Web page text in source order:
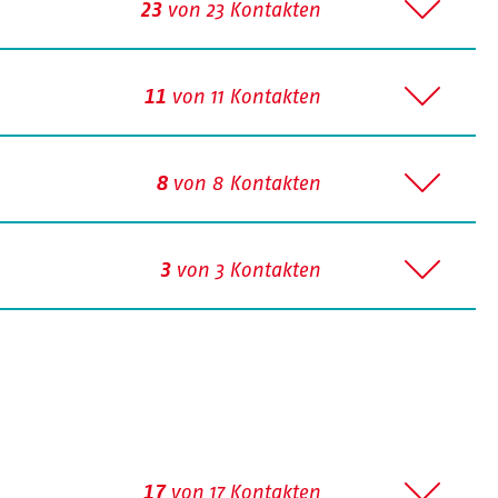
23von 23 Kontakten
11 von 11 Kontakten
8von 8 Kontakten
3von 3 Kontakten
17von 17 Kontakten